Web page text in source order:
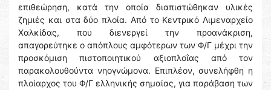
επιθεώρηση, κατά την οποία διαπιστώθηκαν υλικές
ζημιές και στα δύο πλοία. Από το Κεντρικό Λιμεναρχείο
Χαλκίδας, που διενεργεί την προανάκριση,
απαγορεύτηκε ο απόπλους αμφότερων των Φ/Γ μέχρι την
προσκόμιση πιστοποιητικού αξιοπλοΐας από τον
παρακολουθούντα νηογνώμονα. Επιπλέον, συνελήφθη η
πλοίαρχος του Φ/Γ ελληνικής σημαίας, για παράβαση των